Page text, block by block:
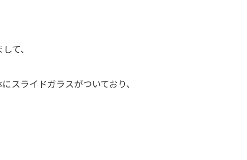
て、
スライドガラスがついており、